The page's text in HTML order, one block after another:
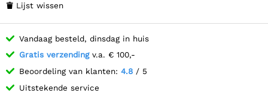
 Lijst wissen
Vandaag besteld, dinsdag in huis
Gratis verzendingv.a. € 100,-
Beoordeling van klanten: 4.8 / 5
Uitstekende service